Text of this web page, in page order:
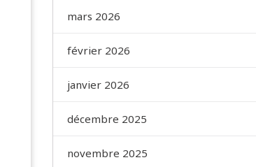
mars 2026
février 2026
janvier 2026
décembre 2025
novembre 2025